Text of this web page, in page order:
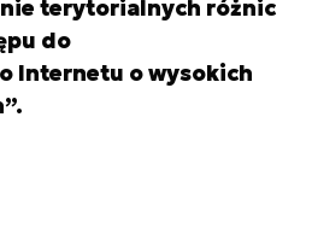
terytorialnych różnic
do
Internetu o wysokich